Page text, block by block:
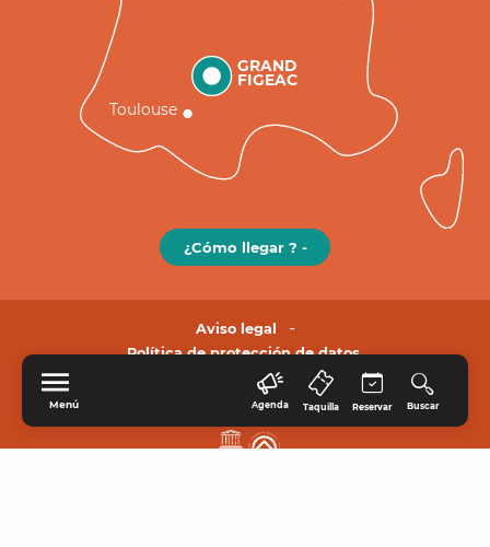
Menú Agenda Taquilla Reservar Buscar
GRAND
FIGEAC
Toulouse
¿Cómo llegar ? -
Aviso legal
Política de protección de datos.